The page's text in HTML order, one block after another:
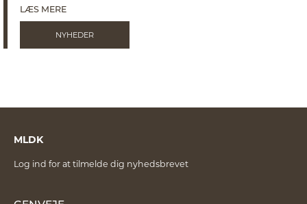
LÆS MERE
NYHEDER
MLDK
Log ind for at tilmelde dig nyhedsbrevet